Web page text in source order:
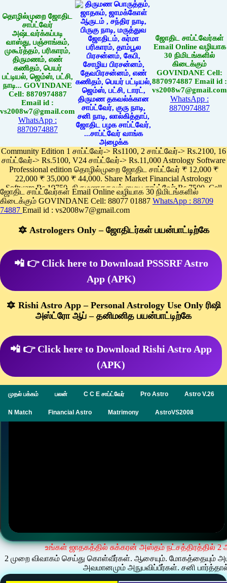
தொழில்முறை ஜோதிட
சாப்ட்வேர்
அஷ்டவர்க்கப்படி
வாஸ்து, பஞ்சாங்கம்,
முகூர்த்தம், பரிகாரம்,
திருமணம், எண்
கணிதம், பெயர்
பட்டியல், ஜெம்ஸ், பட்சி,
நாடி... GOVINDANE
Cell: 8870974887
Email id :
vs2008w7@gmail.com
WhatsApp :
8870974887
ஜோதிட சாப்ட்வேர்கள்
Email Online வழியாக
30 நிமிடங்களில்
கிடைக்கும்
GOVINDANE Cell:
8870974887 Email id :
vs2008w7@gmail.com
WhatsApp :
8870974887
Community Edition 1 சாப்ட்வேர்-> Rs1100, 2 சாப்ட்வேர்-> Rs.2100, 16
சாப்ட்வேர்-> Rs.5100, V24 சாப்ட்வேர்-> Rs.11,000 Astrology Software
Professional edition தொழில்முறை ஜோதிட சாப்ட்வேர் ₹ 12,000 ₹
22,000 ₹ 35,000 ₹ 44,000. Share Market Financial Astrology
Software Rs.19750, திருமணதகவல் மைய சாப்ட்வேர் Rs.7500, Cell
Phone App Rs. 1100
Pay online
ஜோதிட சாப்ட்வேர்கள் Email Online வழியாக 30 நிமிடங்களில்
கிடைக்கும் GOVINDANE Cell: 88077 01887 WhatsApp : 88709
74887 Email id : vs2008w7@gmail.com
🔯 Astrologers Only – ஜோதிடர்கள் பயன்பாட்டிற்கே
📲 👉 Click here to Download PSSSRF Astro
App (APK)
🔯 Rishi Astro App – Personal Astrology Use Only ரிஷி
அஸ்ட்ரோ ஆப் – தனிமனித பயன்பாட்டிற்கே
📲 👉 Click here to Download Rishi Astro App
(APK)
முதல் பக்கம் பலன் C C E சாப்ட்வேர் Pro Astro Astro V.26
N Match Financial Astro Matrimony AstroVS2008
உங்கள் ஜாதகத்தில் சுக்கரன் அஸ்தம் நட்சத்திரத்தில்
2 முறை விவாகம் செய்து கொள்வீர்கள். ஆசையும். மோகத்தையும்
அவமானமும் அநுபவிப்பீர்கள். சனி பார்த்தால்